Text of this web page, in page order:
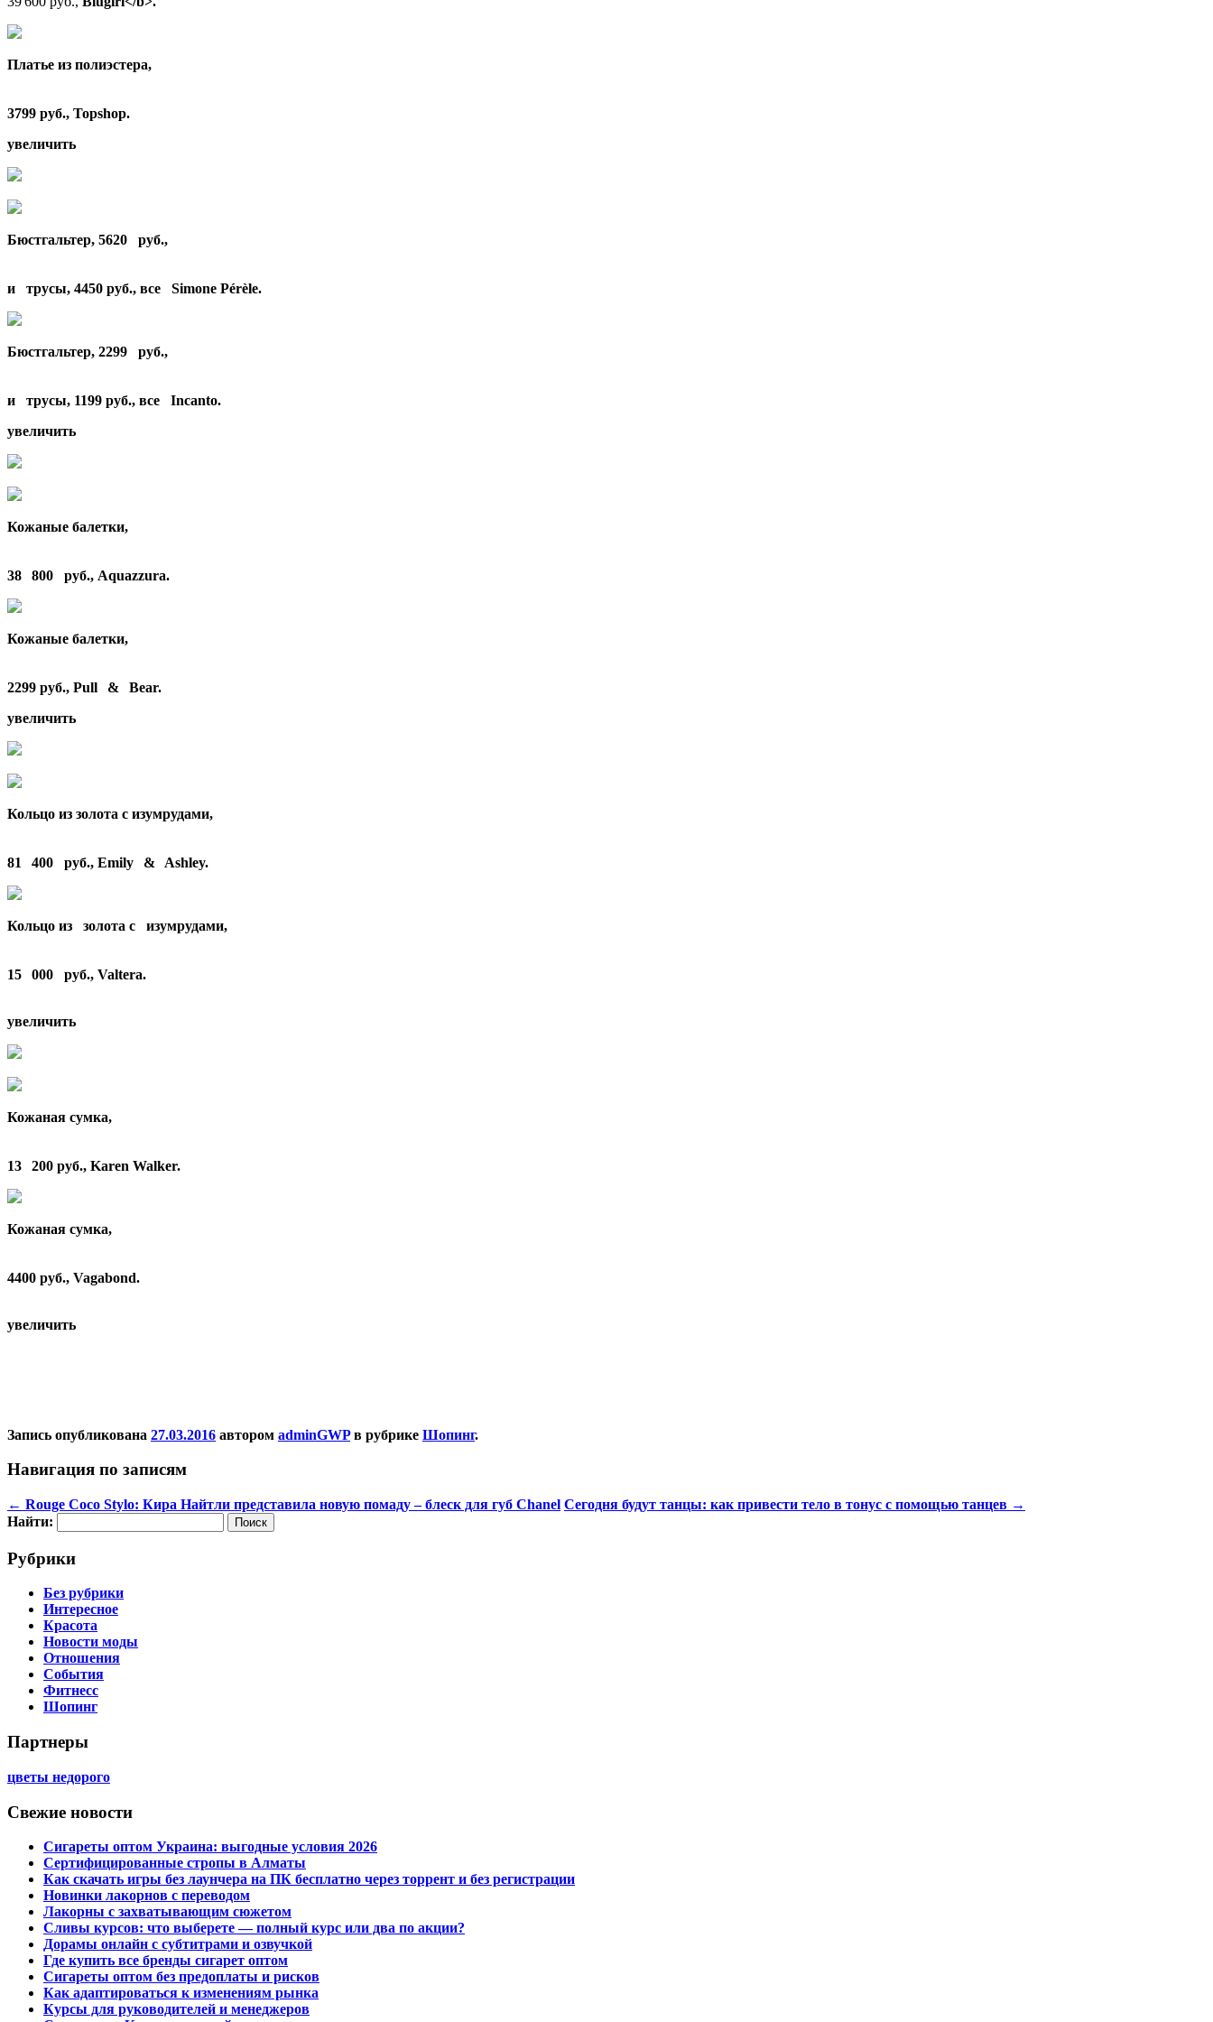
Платье из полиэстера,
3799 руб., Topshop.
увеличить
Бюстгальтер, 5620 руб.,
и трусы, 4450 руб., все Simone Pérèle.
Бюстгальтер, 2299 руб.,
и трусы, 1199 руб., все Incanto.
увеличить
Кожаные балетки,
38 800 руб., Aquazzura.
Кожаные балетки,
2299 руб., Pull & Bear.
увеличить
Кольцо из золота с изумрудами,
81 400 руб., Emily & Ashley.
Кольцо из золота с изумрудами,
15 000 руб., Valtera.
увеличить
Кожаная сумка,
13 200 руб., Karen Walker.
Кожаная сумка,
4400 руб., Vagabond.
увеличить
Запись опубликована 27.03.2016 автором adminGWPв рубрике Шопинг.
Навигация по записям
← Rouge Coco Stylo: Кира Найтли представила новую помаду – блеск для губ Chanel Сегодня будут танцы: как привести тело в тонус с помощью танцев →
Найти:
Рубрики
Без рубрики
Интересное
Красота
Новости моды
Отношения
События
Фитнесс
Шопинг
Партнеры
цветы недорого
Свежие новости
Сигареты оптом Украина: выгодные условия 2026
Сертифицированные стропы в Алматы
Как скачать игры без лаунчера на ПК бесплатно через торрент и без регистрации
Новинки лакорнов с переводом
Лакорны с захватывающим сюжетом
Сливы курсов: что выберете — полный курс или два по акции?
Дорамы онлайн с субтитрами и озвучкой
Где купить все бренды сигарет оптом
Сигареты оптом без предоплаты и рисков
Как адаптироваться к изменениям рынка
Курсы для руководителей и менеджеров